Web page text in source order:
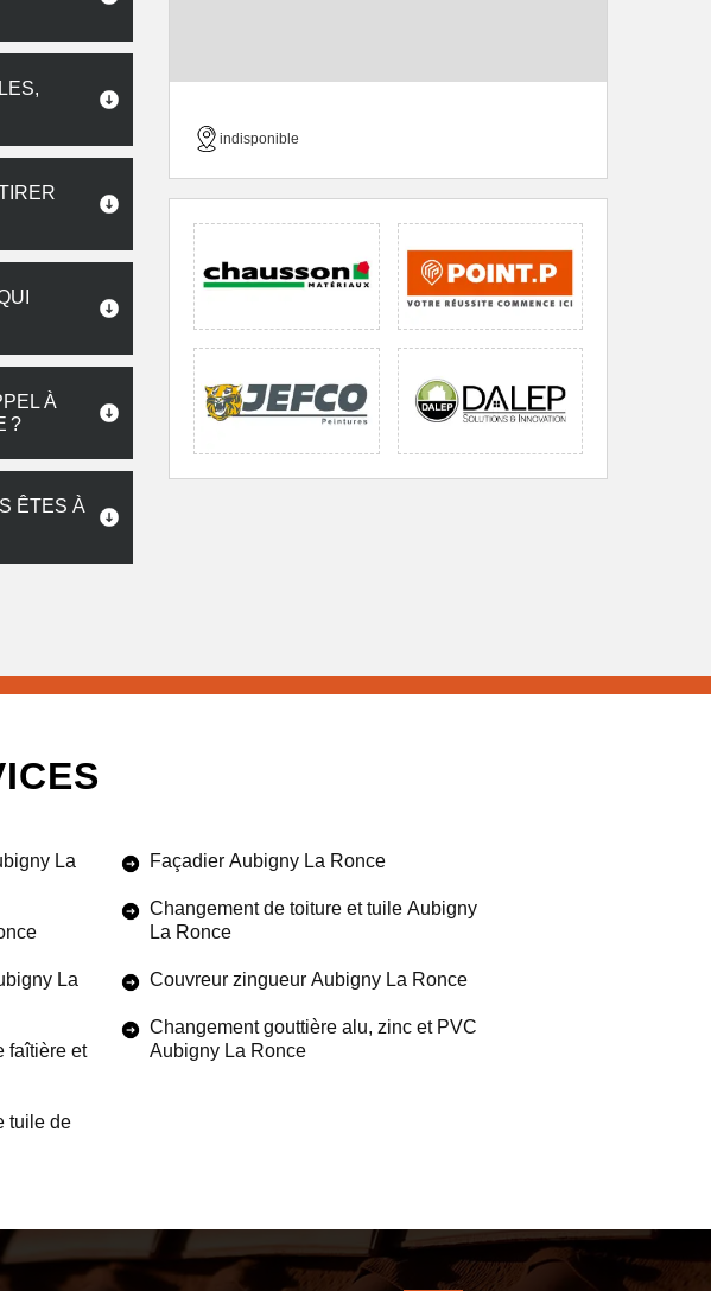
À
?
ÊTES À
indisponible
La
La
faîtière et
tuile de
Façadier Aubigny La Ronce
Changement de toiture et tuile Aubigny
La Ronce
Couvreur zingueur Aubigny La Ronce
Changement gouttière alu, zinc et PVC
Aubigny La Ronce